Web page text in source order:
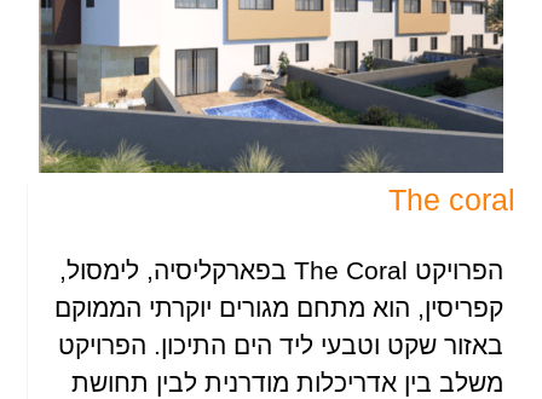
The coral
הפרויקט The Coral בפארקליסיה, לימסול,
קפריסין, הוא מתחם מגורים יוקרתי הממוקם
באזור שקט וטבעי ליד הים התיכון. הפרויקט
משלב בין אדריכלות מודרנית לבין תחושת